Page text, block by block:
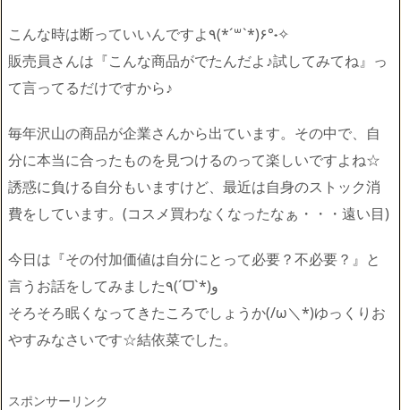
こんな時は断っていいんですよ٩(*´꒳`*)۶°˖✧
販売員さんは『こんな商品がでたんだよ♪試してみてね』っ
て言ってるだけですから♪
毎年沢山の商品が企業さんから出ています。その中で、自
分に本当に合ったものを見つけるのって楽しいですよね☆
誘惑に負ける自分もいますけど、最近は自身のストック消
費をしています。(コスメ買わなくなったなぁ・・・遠い目)
今日は『その付加価値は自分にとって必要？不必要？』と
言うお話をしてみました٩(ˊᗜˋ*)و
そろそろ眠くなってきたころでしょうか(/ω＼*)ゆっくりお
やすみなさいです☆結依菜でした。
スポンサーリンク